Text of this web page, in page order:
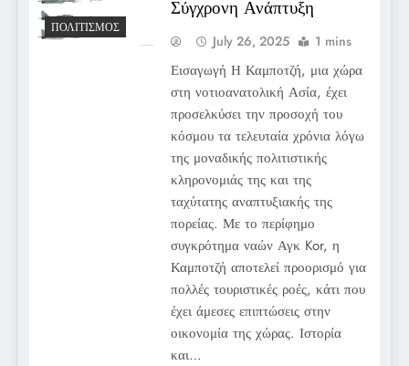
ΠΟΛΙΤΙΣΜΌΣ
Σύγχρονη Ανάπτυξη
July 26, 2025 1 mins
Εισαγωγή Η Καμποτζή, μια χώρα
στη νοτιοανατολική Ασία, έχει
προσελκύσει την προσοχή του
κόσμου τα τελευταία χρόνια λόγω
της μοναδικής πολιτιστικής
κληρονομιάς της και της
ταχύτατης αναπτυξιακής της
πορείας. Με το περίφημο
συγκρότημα ναών Αγκ Kor, η
Καμποτζή αποτελεί προορισμό για
πολλές τουριστικές ροές, κάτι που
έχει άμεσες επιπτώσεις στην
οικονομία της χώρας. Ιστορία
και…